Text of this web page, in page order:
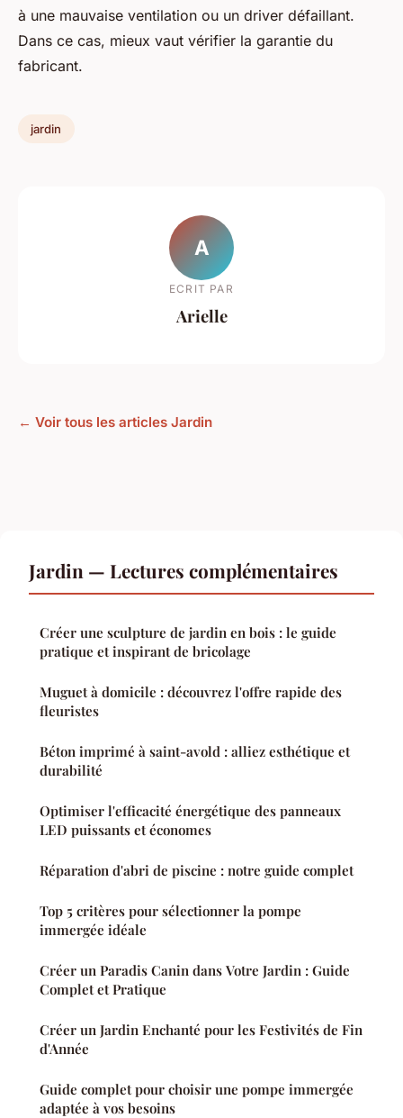
à une mauvaise ventilation ou un driver défaillant.
Dans ce cas, mieux vaut vérifier la garantie du
fabricant.
jardin
A
ECRIT PAR
Arielle
← Voir tous les articles Jardin
Jardin — Lectures complémentaires
Créer une sculpture de jardin en bois : le guide
pratique et inspirant de bricolage
Muguet à domicile : découvrez l'offre rapide des
fleuristes
Béton imprimé à saint-avold : alliez esthétique et
durabilité
Optimiser l'efficacité énergétique des panneaux
LED puissants et économes
Réparation d'abri de piscine : notre guide complet
Top 5 critères pour sélectionner la pompe
immergée idéale
Créer un Paradis Canin dans Votre Jardin : Guide
Complet et Pratique
Créer un Jardin Enchanté pour les Festivités de Fin
d'Année
Guide complet pour choisir une pompe immergée
adaptée à vos besoins